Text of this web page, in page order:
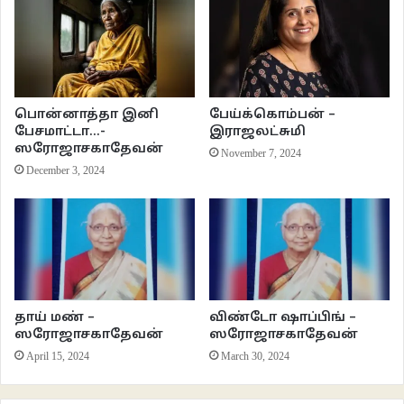
கொடுக்கின்றனர். யாருமே இந்தப் பச்சைத் தெறிகள் பற்றிப்
பொருட்படுத்தியதாகத் தெரியவில்லை. ஆவேசமாக ஒருவன், “நான் தாய்ப்பால்
குடிச்சு வளந்தவன்டா,… உன்னையாட்ட தந்தைப்பால் குடிச்சு வளருல”
என்கிறான்.
இதுதான் அவர்களின் எதார்த்தம்.
போகிறீர்கள்! அதற்குள் இவற்றுக்கே நீங்கள் அசரவோ அதிரவோ செய்தால்
எப்படி? இந்த சூழ்நிலையிலும் குடிப்பிடச் சாளையிலிருந்து, ‘வாராய் நீ வாராய்’
என்ற பாட்டுக் குரல் கேட்கவில்லையா? முடிவிலா மோன நிலையை நீ, மலை
முடிவில் காணுவாய் வாராய் என்று அது அழைப்பது உங்களைத்தான். போங்கள்.
அவர்களின் முடிவிலா மோன நிலையை தற்காலிகமாகவேனும் நீங்கள்
அடையலாம்.
விநியோகிப்பிடத்தில் வாடிக்கையாளர்கள் வந்து வந்து, ‘சின்னக் கவுண்ரே,…
பொன்னாத்தா இனி
பேசமாட்டா…-
ஸரோஜாசகாதேவன்
December 3, 2024
பேய்க்கொம்பன் –
இராஜலட்சுமி
November 7, 2024
தாய் மண் –
ஸரோஜாசகாதேவன்
April 15, 2024
விண்டோ ஷாப்பிங் –
ஸரோஜாசகாதேவன்
March 30, 2024